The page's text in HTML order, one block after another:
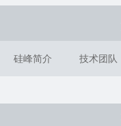
硅峰简介 技术团队